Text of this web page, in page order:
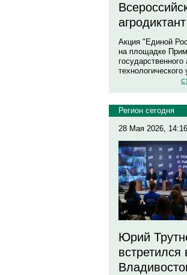
агродиктант
Акция "Единой
на площадке
государственного
технологического
Регион сегодня
28 Мая 2026, 14:16
Юрий
встретился